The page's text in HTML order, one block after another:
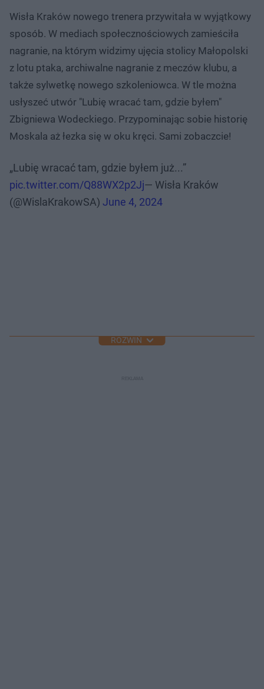
Wisła Kraków nowego trenera przywitała w wyjątkowy
sposób. W mediach społecznościowych zamieściła
nagranie, na którym widzimy ujęcia stolicy Małopolski
z lotu ptaka, archiwalne nagranie z meczów klubu, a
także sylwetkę nowego szkoleniowca. W tle można
usłyszeć utwór "Lubię wracać tam, gdzie byłem"
Zbigniewa Wodeckiego. Przypominając sobie historię
Moskala aż łezka się w oku kręci. Sami zobaczcie!
„Lubię wracać tam, gdzie byłem już...”
pic.twitter.com/Q88WX2p2Jj— Wisła Kraków
(@WislaKrakowSA) June 4, 2024
ROZWIŃ